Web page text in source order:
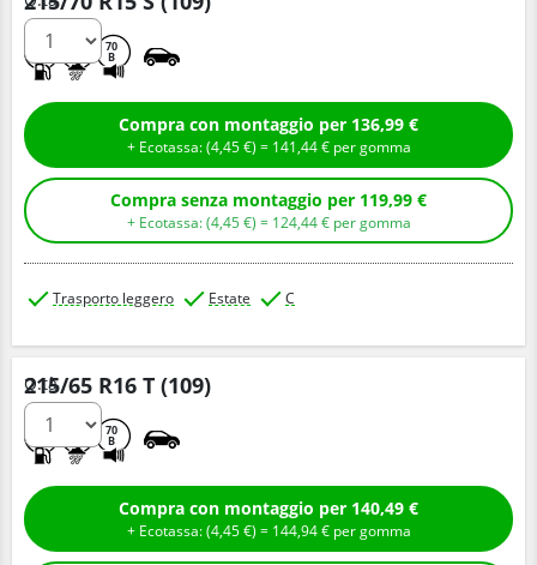
70
B
Compra con montaggio per 136,99 €
+ Ecotassa: (4,45€ ) = 141,44€ per gomma
Compra senza montaggio per 119,99 €
+ Ecotassa: (4,45€ ) = 124,44€ per gomma
Trasporto leggero Estate C
215/65 R16 T (109)
70
B
Q.tà
Compra con montaggio per 140,49 €
+ Ecotassa: (4,45€ ) = 144,94€ per gomma